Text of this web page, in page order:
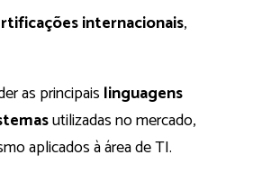
internacionais,
as principaislinguagens
utilizadas no mercado,
aplicados à área de TI.